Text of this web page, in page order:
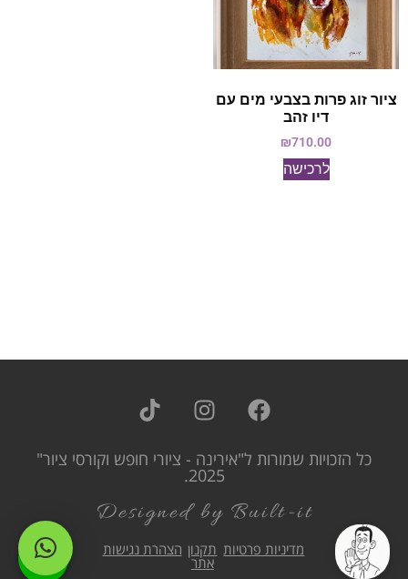
ציור זוג פרות בצבעי מים עם
דיו זהב
₪710.00
לרכישה
כל הזכויות שמורות ל"אירינה - ציורי חופש וקורסי ציור"
2025.
Designed by Built-it
מדיניות פרטיות תקנון
אתר
הצהרת נגישות